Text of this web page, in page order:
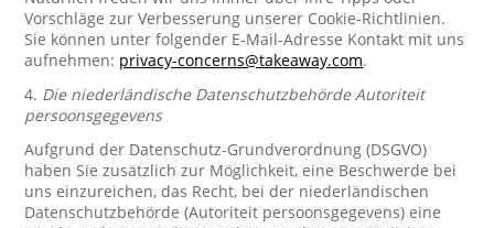
Vorschläge zur Verbesserung unserer Cookie-Richtlinien.
Sie können unter folgender E-Mail-Adresse Kontakt mit uns
aufnehmen: privacy-concerns@takeaway.com.
4. Die niederländische Datenschutzbehörde Autoriteit
persoonsgegevens
Aufgrund der Datenschutz-Grundverordnung (DSGVO)
haben Sie zusätzlich zur Möglichkeit, eine Beschwerde bei
uns einzureichen, das Recht, bei der niederländischen
Datenschutzbehörde (Autoriteit persoonsgegevens) eine